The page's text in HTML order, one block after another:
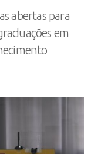
abertas para
em